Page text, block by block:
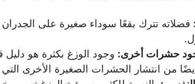
فضلاته تترك بقعًا سوداء صغيرة على الجدران
حشرات أخرى: وجود الوزغ بكثرة هو
من انتشار الحشرات الصغيرة الأخرى